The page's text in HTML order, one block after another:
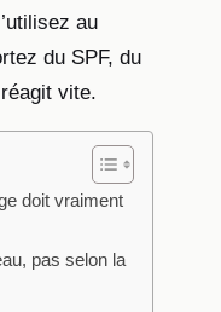
au
du SPF, du
vite.
doit vraiment
pas selon la